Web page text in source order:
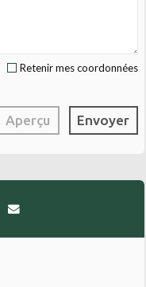
Retenir mes coordonnées